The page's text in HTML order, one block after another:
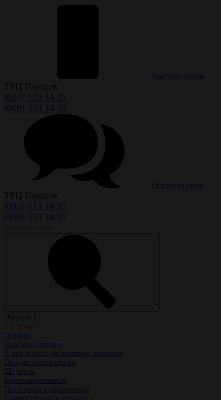
Заказать звонок
ТРЦ Городок
(066) 333 34 35
(068) 333 34 35
Обратная связь
ТРЦ Городок
(093) 333 34 35
(050) 333 34 35
Каталог
Б/У товары
Оружие
Нарезное оружие
С продольно-скользящим затвором
Полуавтоматические
Штуцера
Комбинированное
Пистолеты и револьверы
Гладкоствольное оружие